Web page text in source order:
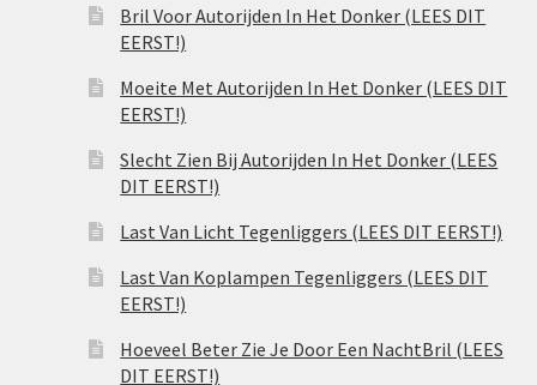
Bril Voor Autorijden In Het Donker (LEES DIT
EERST!)
Moeite Met Autorijden In Het Donker (LEES DIT
EERST!)
Slecht Zien Bij Autorijden In Het Donker (LEES
DIT EERST!)
Last Van Licht Tegenliggers (LEES DIT EERST!)
Last Van Koplampen Tegenliggers (LEES DIT
EERST!)
Hoeveel Beter Zie Je Door Een NachtBril (LEES
DIT EERST!)